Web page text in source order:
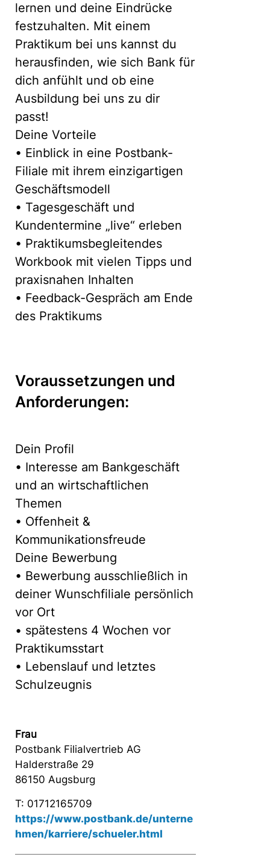
lernen und deine Ein­drücke
fest­zu­halten. Mit einem
Praktikum bei uns kannst du
heraus­finden, wie sich Bank für
dich anfühlt und ob eine
Ausbildung bei uns zu dir
passt!
Deine Vorteile
• Einblick in eine Postbank-
Filiale mit ihrem einzigartigen
Geschäftsmodell
• Tagesgeschäft und
Kundentermine „live“ erleben
• Praktikumsbegleitendes
Workbook mit vielen Tipps und
praxisnahen Inhalten
• Feedback-Gespräch am Ende
des Praktikums
Voraussetzungen und
Anforderungen:
Dein Profil
• Interesse am Bankgeschäft
und an wirtschaftlichen
Themen
• Offenheit &
Kommunikationsfreude
Deine Bewerbung
• Bewerbung ausschließlich in
deiner Wunschfiliale persönlich
vor Ort
• spätestens 4 Wochen vor
Praktikumsstart
• Lebenslauf und letztes
Schulzeugnis
Frau
Postbank Filialvertrieb AG
Halderstraße 29
86150 Augsburg
T: 01712165709
https://www.postbank.de/unterne
hmen/karriere/schueler.html